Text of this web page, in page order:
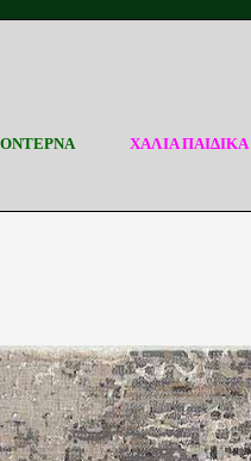
ΧΑΛΙΑ ΠΑΙΔΙΚΑ